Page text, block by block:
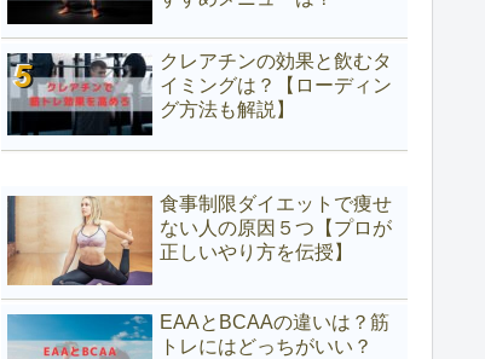
クレアチンの効果と飲むタ
イミングは？【ローディン
グ方法も解説】
食事制限ダイエットで痩せ
ない人の原因５つ【プロが
正しいやり方を伝授】
EAAとBCAAの違いは？筋
トレにはどっちがいい？